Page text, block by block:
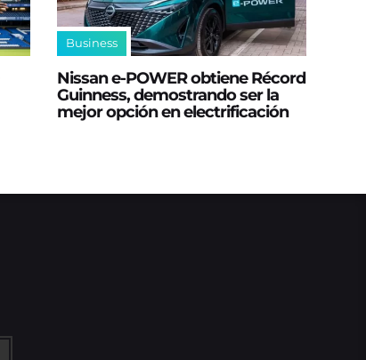
Business
Nissan e‑POWER obtiene Récord
Guinness, demostrando ser la
mejor opción en electrificación